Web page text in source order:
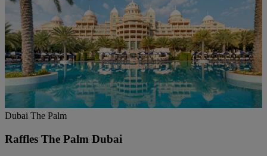
Dubai The Palm
Raffles The Palm Dubai